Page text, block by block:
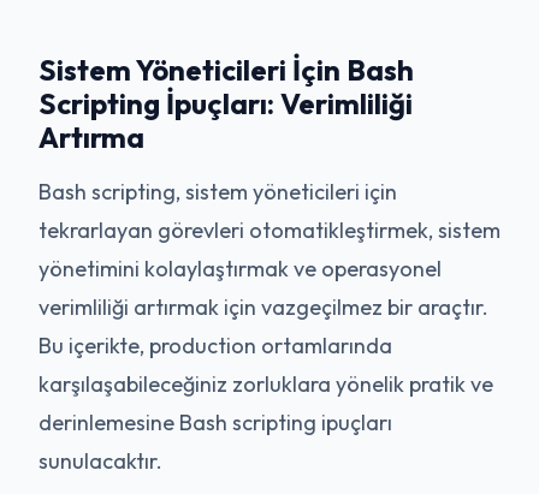
Sistem Yöneticileri İçin Bash
Scripting İpuçları: Verimliliği
Artırma
Bash scripting, sistem yöneticileri için
tekrarlayan görevleri otomatikleştirmek, sistem
yönetimini kolaylaştırmak ve operasyonel
verimliliği artırmak için vazgeçilmez bir araçtır.
Bu içerikte, production ortamlarında
karşılaşabileceğiniz zorluklara yönelik pratik ve
derinlemesine Bash scripting ipuçları
sunulacaktır.